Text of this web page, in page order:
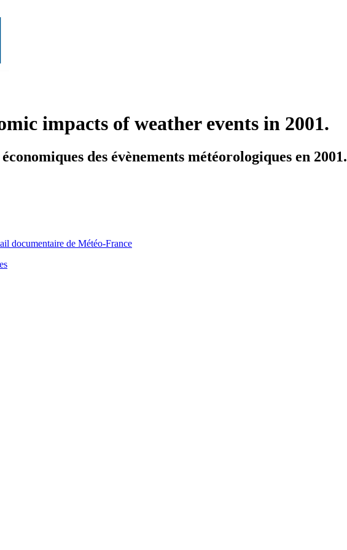
impacts of weather events in 2001.
des évènements météorologiques en 2001.
documentaire de Météo-France